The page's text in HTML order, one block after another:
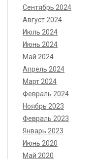
Сентябрь 2024
Август 2024
Июль 2024
Июнь 2024
Май 2024
Апрель 2024
Март 2024
Февраль 2024
Ноябрь 2023
Февраль 2023
Январь 2023
Июнь 2020
Май 2020